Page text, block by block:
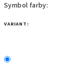
Symbol farby:
VARIANT: